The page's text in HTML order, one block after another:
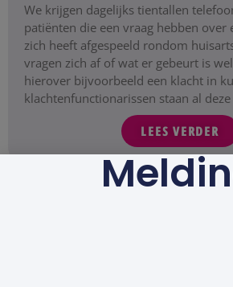
We krijgen dagelijks tientallen
patiënten die een vraag hebben over
zich heeft afgespeeld rondom
vragen zich af of wat er gebeurt is
hierover bijvoorbeeld een klacht in
klachtenfunctionarissen staan al
LEES VERDER